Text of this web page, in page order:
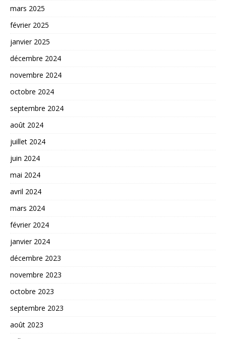
mars 2025
février 2025
janvier 2025
décembre 2024
novembre 2024
octobre 2024
septembre 2024
août 2024
juillet 2024
juin 2024
mai 2024
avril 2024
mars 2024
février 2024
janvier 2024
décembre 2023
novembre 2023
octobre 2023
septembre 2023
août 2023